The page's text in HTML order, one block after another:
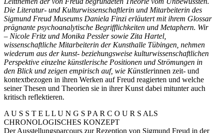
Die Literatur- und Kulturwissenschaftlerin und Mitarbeiterin des
Sigmund Freud Museums Daniela Finzi erläutert mit ihrem Glossar
prägnante psychoanalytische Begrifflichkeiten und Metaphern. Wir
– Nicole Fritz und Monika Pessler sowie Zita Hartel,
wissenschaftliche Mitarbeiterin der Kunsthalle Tübingen, nehmen
wiederum aus der kunst- beziehungsweise kulturwissenschaftlichen
Perspektive einzelne künstlerische Positionen und Strömungen in
den Blick und zeigen empirisch auf, wie Künstlerinnen zeit- und
kontextbezogen in ihren Werken auf Freud reagierten und welche
seiner Thesen und Theorien sie in ihrer Kunst dabei mitunter auch
kritisch reflektieren.
A U S S T E L L U N G S P A R C O U R S ALS
CHRONOLOGISCHES KONZEPT
Der Ausstellungsparcours zur Rezeption von Sigmund Freud in der